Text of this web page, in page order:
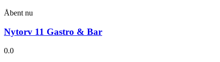
Åbent nu
Nytorv 11 Gastro & Bar
0.0